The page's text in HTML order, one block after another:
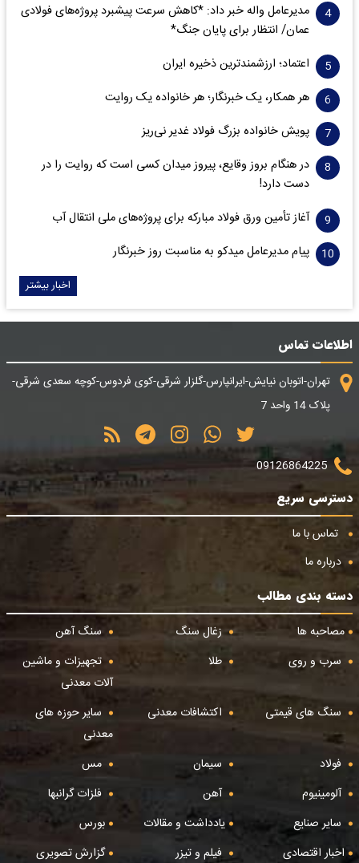
مدیرعامل واله خبر داد: *کاهش سرعت پیشبرد پروژه‌های فولادی
عمان/ انتظار برای پایان جنگ*
اعتماد؛ ارزشمندترین ذخیره ایران
هر همکار، یک خبرنگار؛ هر خانواده یک روایت
پویش خانواده بزرگ فولاد غدیر نی‌ریز
در هنگام بروز وقایع، پیروز میدان کسی است که روایت را در
دست دارد!
آغاز تأمین ورق فولاد مبارکه برای پروژه‌های ملی انتقال آب
پیام مدیرعامل میدکو به مناسبت روز خبرنگار
اخبار بیشتر
اطلاعات تماس
تهران-اتوبان نیایش-ایرانپارس-گلزار شرقی-کوی فردوس-کوچه سعدی شرقی-
پلاک 14 واحد 7
09126864225
دسترسی سریع
تماس با ما
درباره ما
دسته بندی مطالب
مصاحبه ها
زغال سنگ
سنگ آهن
سرب و روی
طلا
تجهیزات و ماشین
آلات معدنی
سنگ های قیمتی
اکتشافات معدنی
سایر حوزه های
معدنی
فولاد
سیمان
مس
آلومینیوم
آهن
فلزات گرانبها
سایر صنایع
یادداشت و مقالات
بورس
اخبار اقتصادی
فیلم و تیزر گزارش تصویری